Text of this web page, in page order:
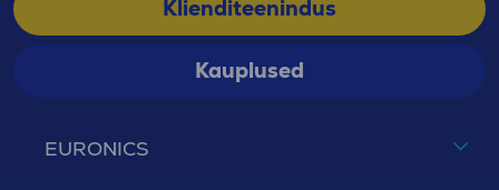
EURONICS
Klienditeenindus
Kauplused